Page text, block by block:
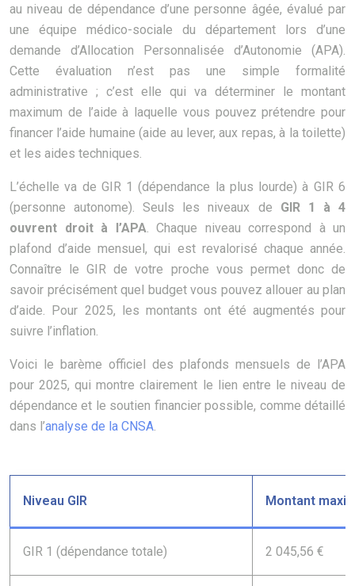
au niveau de dépendance d’une personne âgée, évalué par
une équipe médico-sociale du département lors d’une
demande d’Allocation Personnalisée d’Autonomie (APA).
Cette évaluation n’est pas une simple formalité
administrative ; c’est elle qui va déterminer le montant
maximum de l’aide à laquelle vous pouvez prétendre pour
financer l’aide humaine (aide au lever, aux repas, à la toilette)
et les aides techniques.
L’échelle va de GIR 1 (dépendance la plus lourde) à GIR 6
(personne autonome). Seuls les niveaux de GIR 1 à 4
ouvrent droit à l’APA. Chaque niveau correspond à un
plafond d’aide mensuel, qui est revalorisé chaque année.
Connaître le GIR de votre proche vous permet donc de
savoir précisément quel budget vous pouvez allouer au plan
d’aide. Pour 2025, les montants ont été augmentés pour
suivre l’inflation.
Voici le barème officiel des plafonds mensuels de l’APA
pour 2025, qui montre clairement le lien entre le niveau de
dépendance et le soutien financier possible, comme détaillé
dans l’analyse de la CNSA.
Niveau GIR Montant
GIR 1 (dépendance totale) 2 045,56 €